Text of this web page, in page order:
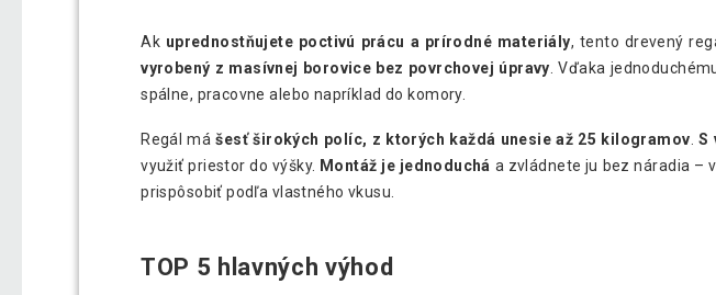
Ak uprednostňujete poctivú prácu a prírodné materiály, tento drevený
vyrobený z masívnej borovice bez povrchovej úpravy . Vďaka
spálne, pracovne alebo napríklad do komory.
Regál mášesť širokých políc, z ktorých každá unesie až 25 kilogramov .S
využiť priestor do výšky. Montáž je jednoduchá a zvládnete ju bez náradia –
prispôsobiť podľa vlastného vkusu.
TOP 5 hlavných výhod